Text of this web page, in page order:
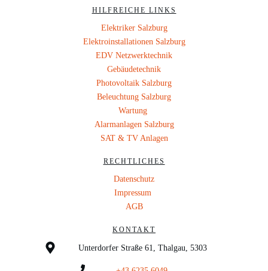
HILFREICHE LINKS
Elektriker Salzburg
Elektroinstallationen Salzburg
EDV Netzwerktechnik
Gebäudetechnik
Photovoltaik Salzburg
Beleuchtung Salzburg
Wartung
Alarmanlagen Salzburg
SAT & TV Anlagen
RECHTLICHES
Datenschutz
Impressum
AGB
KONTAKT
Unterdorfer Straße 61, Thalgau, 5303